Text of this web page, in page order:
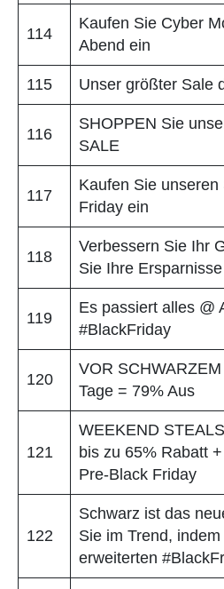
114
Kaufen Sie Cyber
Abend ein
115 Unser größter Sale
116
SHOPPEN Sie
SALE
117
Kaufen Sie
Friday ein
118
Verbessern Sie Ihr
Sie Ihre Ersparnisse
119
Es passiert alles @
#BlackFriday
120
VOR
Tage = 79% Aus
121
WEEKEND
bis zu 65% Rabatt
Pre-Black Friday
122
Schwarz ist das
Sie im Trend,
erweiterten